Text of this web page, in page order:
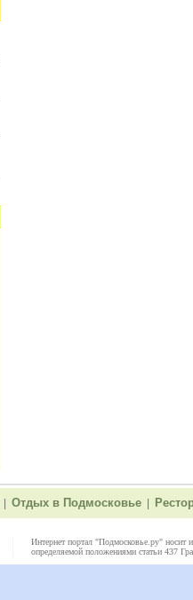
Отдых в Подмосковье
Интернет портал "Подмосковье.ру" носит
определяемой положениями статьи 437